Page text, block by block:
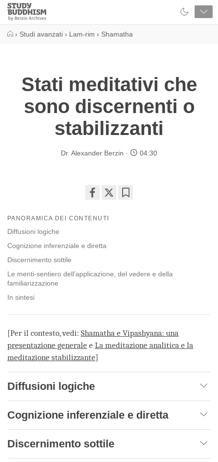
Close
Study
Buddhism
› Studi avanzati › Lam-rim › Shamatha
Stati meditativi che
sono discernenti o
stabilizzanti
Dr. Alexander Berzin 04:30
on
PANORAMICA DEI CONTENUTI
Diffusioni logiche
Cognizione inferenziale e diretta
Discernimento sottile
Le menti-sentiero dell’applicazione, del vedere e della
familiarizzazione
In sintesi
[Per il contesto, vedi: Shamatha e Vipashyana: una
presentazione generale e La meditazione analitica e la
meditazione stabilizzante]
Diffusioni logiche
Cognizione inferenziale e diretta
Discernimento sottile